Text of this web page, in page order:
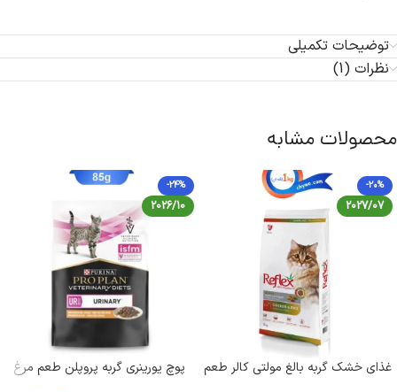
توضیحات تکمیلی
نظرات (1)
محصولات مشابه
-20%
2027/07
غذای خشک گربه بالغ مولتی کالر طعم
-24%
2026/10
پوچ یورینری گربه پروپلن طعم مرغ